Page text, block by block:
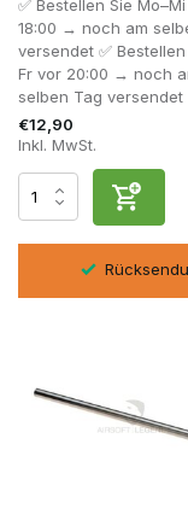
Korrekte
Abstimmung
Bolzens
Eine falsche
beeinträchtigen.
Material &
GBB-
Stahl mit polierter
CNC-
Dies trägt zu einer
✅ Bestellen Sie
18:00 → noch am
versendet ✅
Fr vor 20:00 → noch
selben Tag versendet
€12,90
Inkl. MwSt.